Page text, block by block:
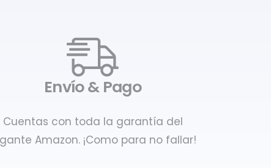
Envío & Pago
Cuentas con toda la garantía del
Amazon. ¡Como para no fallar!